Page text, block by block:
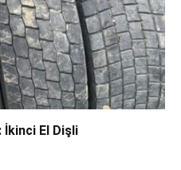
İkinci El Dişli